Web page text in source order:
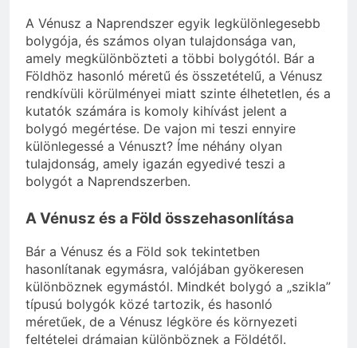
A Vénusz a Naprendszer egyik legkülönlegesebb
bolygója, és számos olyan tulajdonsága van,
amely megkülönbözteti a többi bolygótól. Bár a
Földhöz hasonló méretű és összetételű, a Vénusz
rendkívüli körülményei miatt szinte élhetetlen, és a
kutatók számára is komoly kihívást jelent a
bolygó megértése. De vajon mi teszi ennyire
különlegessé a Vénuszt? Íme néhány olyan
tulajdonság, amely igazán egyedivé teszi a
bolygót a Naprendszerben.
A Vénusz és a Föld összehasonlítása
Bár a Vénusz és a Föld sok tekintetben
hasonlítanak egymásra, valójában gyökeresen
különböznek egymástól. Mindkét bolygó a „szikla”
típusú bolygók közé tartozik, és hasonló
méretűek, de a Vénusz légköre és környezeti
feltételei drámaian különböznek a Földétől.